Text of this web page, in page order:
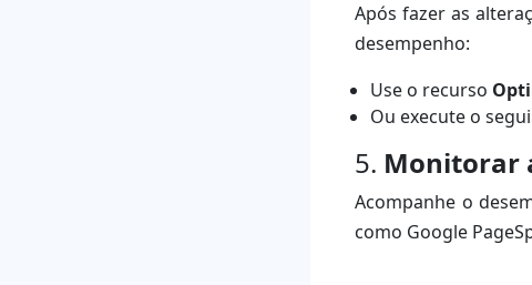
Após fazer as
desempenho:
Use o recurso
Ou execute o
5. Monitorar
Acompanhe o
como Google